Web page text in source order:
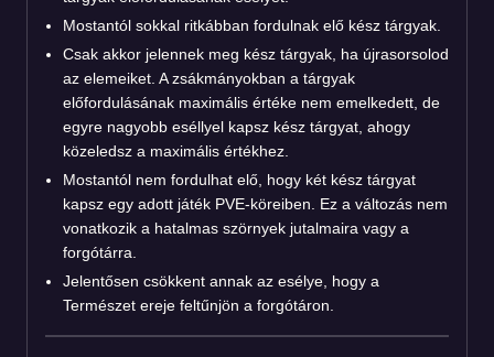
Mostantól sokkal ritkábban fordulnak elő kész tárgyak.
Csak akkor jelennek meg kész tárgyak, ha újrasorsolod
az elemeiket. A zsákmányokban a tárgyak
előfordulásának maximális értéke nem emelkedett, de
egyre nagyobb eséllyel kapsz kész tárgyat, ahogy
közeledsz a maximális értékhez.
Mostantól nem fordulhat elő, hogy két kész tárgyat
kapsz egy adott játék PVE-köreiben. Ez a változás nem
vonatkozik a hatalmas szörnyek jutalmaira vagy a
forgótárra.
Jelentősen csökkent annak az esélye, hogy a
Természet ereje feltűnjön a forgótáron.